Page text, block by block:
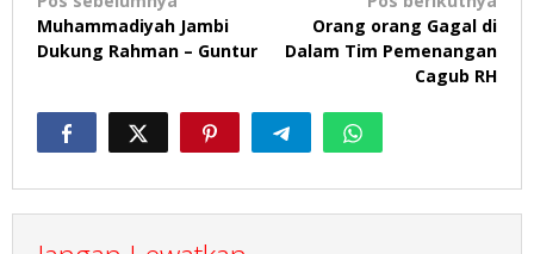
pos
Muhammadiyah Jambi
Dukung Rahman – Guntur
Orang orang Gagal di
Dalam Tim Pemenangan
Cagub RH